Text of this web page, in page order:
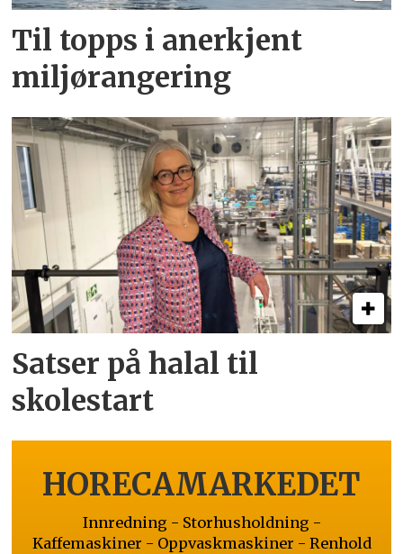
Til topps i anerkjent
miljørangering
Satser på halal til
skolestart
HORECAMARKEDET
Innredning - Storhusholdning -
Kaffemaskiner - Oppvaskmaskiner - Renhold